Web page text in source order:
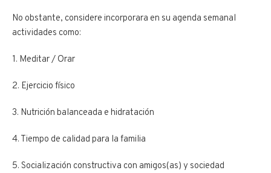
No obstante, considere incorporara en su agenda semanal
actividades como:
1. Meditar / Orar
2. Ejercicio físico
3. Nutrición balanceada e hidratación
4. Tiempo de calidad para la familia
5. Socialización constructiva con amigos(as) y sociedad